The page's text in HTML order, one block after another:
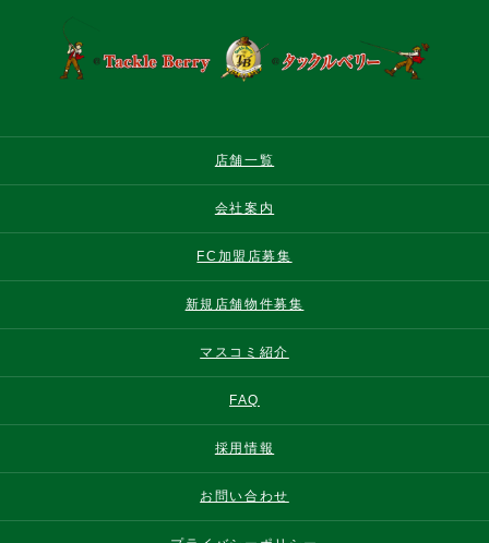
店舗一覧
会社案内
FC加盟店募集
新規店舗物件募集
マスコミ紹介
FAQ
採用情報
お問い合わせ